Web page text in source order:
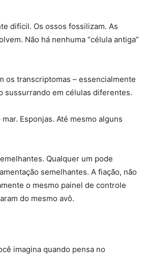
difícil. Os ossos fossilizam. As
Não há nenhuma “célula antiga”
os transcriptomas – essencialmente
sussurrando em células diferentes.
Esponjas. Até mesmo alguns
Qualquer um pode
semelhantes. A fiação, não
o mesmo painel de controle
do mesmo avô.
imagina quando pensa no